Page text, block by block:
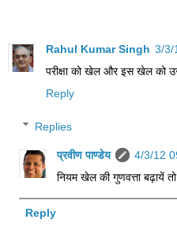
Rahul Kumar Singh 3/3/
परीक्षा को खेल और इस खेल को
Reply
Replies
प्रवीण पाण्डेय
4/3/12
नियम खेल की गुणवत्ता बढ़ायें
Reply